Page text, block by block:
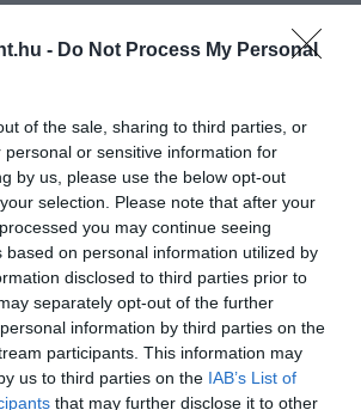
- Do Not Process My Personal
of the sale, sharing to third parties, or
personal or sensitive information for
by us, please use the below opt-out
selection. Please note that after your
you may continue seeing
based on personal information utilized by
disclosed to third parties prior to
separately opt-out of the further
information by third parties on the
participants. This information may
us to third parties on the IAB’s List of
that may further disclose it to other
évente több mint 123
fogy belőle. A siker mögött